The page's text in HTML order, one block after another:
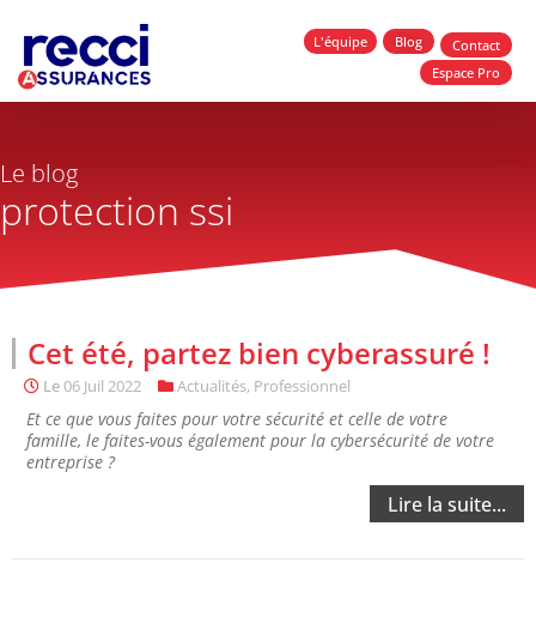
L'équipe Blog
Contact
Espace Pro
Le blog
protection ssi
Cet été, partez bien cyberassuré !
Le06 Juil 2022 Actualités, Professionnel
Et ce que vous faites pour votre sécurité et celle de votre
famille, le faites-vous également pour la cybersécurité de votre
entreprise ?
Lire la suite...